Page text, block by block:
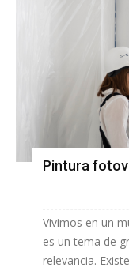
Pintura
Vivimos en un
es un tema de
relevancia.